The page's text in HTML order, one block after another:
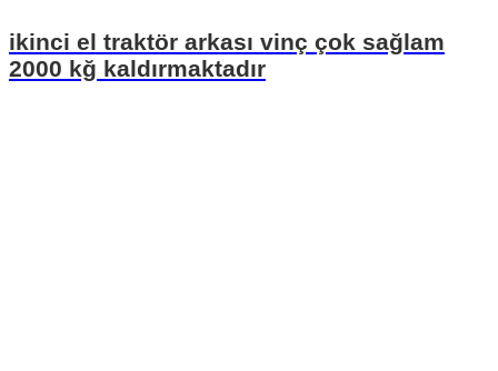
ikinci el traktör arkası vinç çok sağlam
2000 kğ kaldırmaktadır